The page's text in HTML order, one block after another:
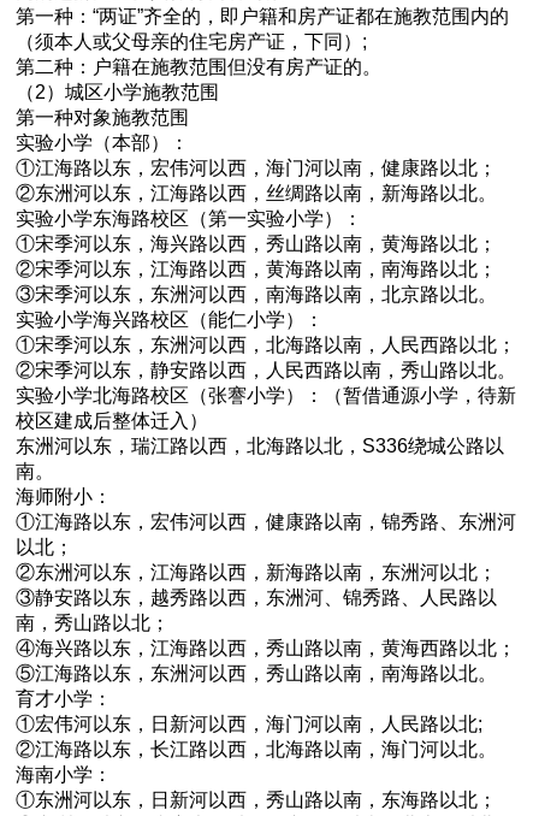
第一种：“两证”齐全的，即户籍和房产证都在施教范围内的
（须本人或父母亲的住宅房产证，下同）;
第二种：户籍在施教范围但没有房产证的。
（2）城区小学施教范围
第一种对象施教范围
实验小学（本部）：
①江海路以东，宏伟河以西，海门河以南，健康路以北；
②东洲河以东，江海路以西，丝绸路以南，新海路以北。
实验小学东海路校区（第一实验小学）：
①宋季河以东，海兴路以西，秀山路以南，黄海路以北；
②宋季河以东，江海路以西，黄海路以南，南海路以北；
③宋季河以东，东洲河以西，南海路以南，北京路以北。
实验小学海兴路校区（能仁小学）：
①宋季河以东，东洲河以西，北海路以南，人民西路以北；
②宋季河以东，静安路以西，人民西路以南，秀山路以北。
实验小学北海路校区（张謇小学）：（暂借通源小学，待新
校区建成后整体迁入）
东洲河以东，瑞江路以西，北海路以北，S336绕城公路以
南。
海师附小：
①江海路以东，宏伟河以西，健康路以南，锦秀路、东洲河
以北；
②东洲河以东，江海路以西，新海路以南，东洲河以北；
③静安路以东，越秀路以西，东洲河、锦秀路、人民路以
南，秀山路以北；
④海兴路以东，江海路以西，秀山路以南，黄海西路以北；
⑤江海路以东，东洲河以西，秀山路以南，南海路以北。
育才小学：
①宏伟河以东，日新河以西，海门河以南，人民路以北;
②江海路以东，长江路以西，北海路以南，海门河以北。
海南小学：
①东洲河以东，日新河以西，秀山路以南，东海路以北；